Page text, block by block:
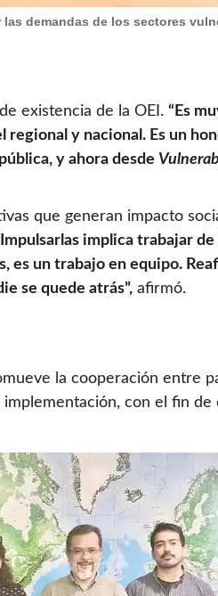
demandas de los sectores
existencia de la OEI. “Es
y nacional. Es un
y ahora desde
que generan impacto
implica trabajar
es un trabajo en equipo.
se quede atrás”, afirmó.
la cooperación entre
con el fin de